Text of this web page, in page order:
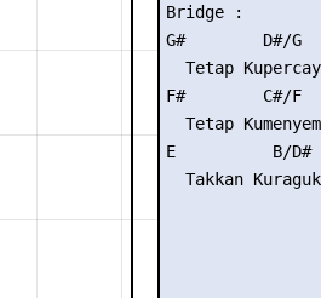
Bridge :
G#        D#/G
Tetap
F#        C#/F
Tetap
E          B/
Takkan